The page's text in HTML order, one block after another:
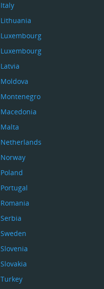
Italy
Lithuania
Luxembourg
Luxembourg
Latvia
Moldova
Montenegro
Macedonia
Malta
Netherlands
Norway
Poland
Portugal
Romania
Serbia
Sweden
Slovenia
Slovakia
Turkey